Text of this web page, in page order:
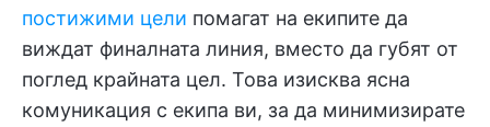
постижими цели помагат на екипите да
виждат финалната линия, вместо да губят от
поглед крайната цел. Това изисква ясна
комуникация с екипа ви, за да минимизирате